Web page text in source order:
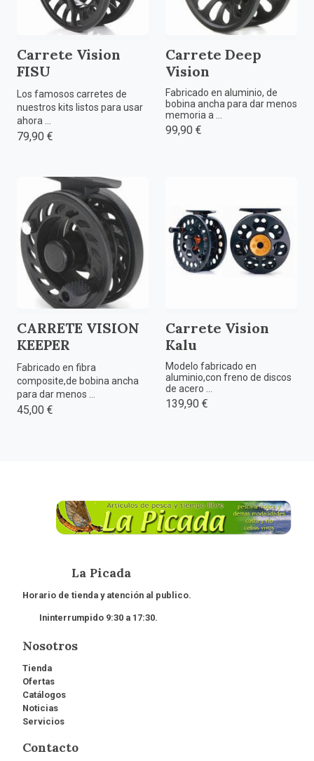
Carrete Vision
FISU
Los famosos carretes de
nuestros kits listos para usar
ahora ...
79,90 €
Carrete Deep
Vision
Fabricado en aluminio, de
bobina ancha para dar menos
memoria a ...
99,90 €
CARRETE VISION
KEEPER
Fabricado en fibra
composite,de bobina ancha
para dar menos ...
45,00 €
Carrete Vision
Kalu
Modelo fabricado en
aluminio,con freno de discos
de acero ...
139,90 €
La Picada
Horario de tienda y atención al publico.
Ininterrumpido 9:30 a 17:30.
Nosotros
Tienda
Ofertas
Catálogos
Noticias
Servicios
Contacto